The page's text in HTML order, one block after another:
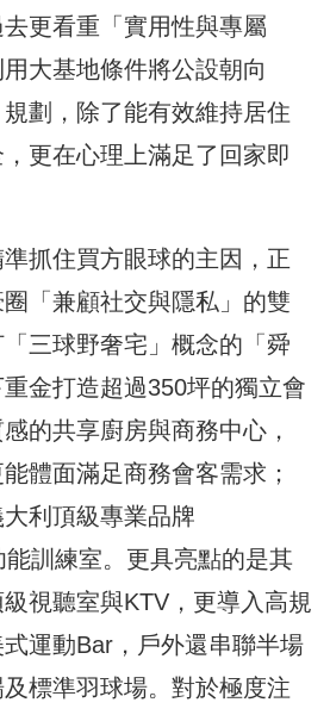
更看重「實用性與專屬
大基地條件將公設朝向
規劃，除了能有效維持居住
更在心理上滿足了回家即
抓住買方眼球的主因，正
「兼顧社交與隱私」的雙
三球野奢宅」概念的「舜
金打造超過350坪的獨立會
的共享廚房與商務中心，
體面滿足商務會客需求；
利頂級專業品牌
訓練室。更具亮點的是其
視聽室與KTV，更導入高規
運動Bar，戶外還串聯半場
標準羽球場。對於極度注